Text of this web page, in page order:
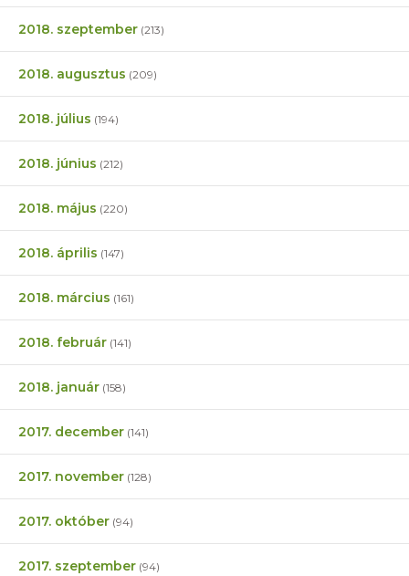
2018. szeptember (213)
2018. augusztus (209)
2018. július (194)
2018. június (212)
2018. május (220)
2018. április (147)
2018. március (161)
2018. február (141)
2018. január (158)
2017. december (141)
2017. november (128)
2017. október (94)
2017. szeptember (94)